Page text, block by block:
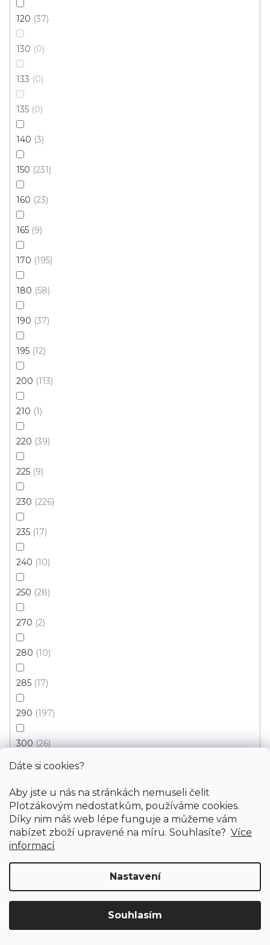
Dáte si cookies?
Aby jste u nás na stránkách nemuseli čelit
Plotzákovým nedostatkům, používáme cookies.
Díky nim náš web lépe funguje a můžeme vám
nabízet zboží upravené na míru. Souhlasíte? Více
informací
Nastavení
Souhlasím
120 37
130 0
133 0
135 0
140 3
150 231
160 23
165 9
170 195
180 58
190 37
195 12
200 113
210 1
220 39
225 9
230 226
235 17
240 10
250 28
270 2
280 10
285 17
290 197
300 26
330 17
340 51
350 2
370 28
Vymazat filtry
Kusový koberec FLOORLUX 20329 Coffee-Black
Doprodej
od
160x230 cm
Kusový koberec FLOORLUX 20329 Silver-Black
Doprodej
od
Kusový koberec Berfin MIAMI 124 vizon
Skladem externě, odesíláme do 3 - 8 dní